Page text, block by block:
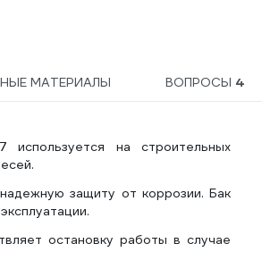
МАТЕРИАЛЫ ВОПРОСЫ 4
на строительных
защиту от коррозии. Бак
остановку работы в случае